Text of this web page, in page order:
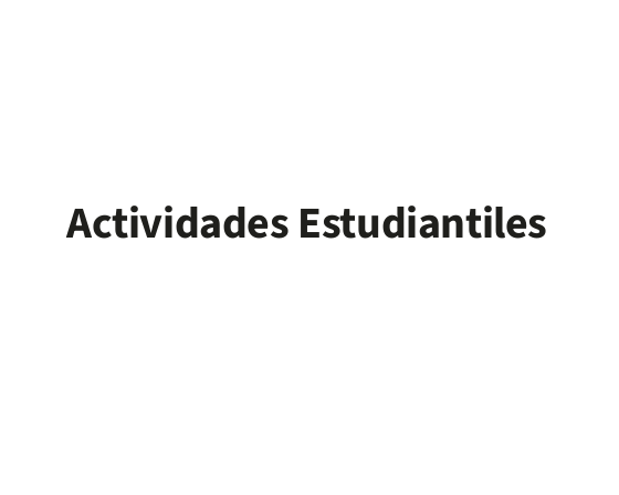
Actividades Estudiantiles